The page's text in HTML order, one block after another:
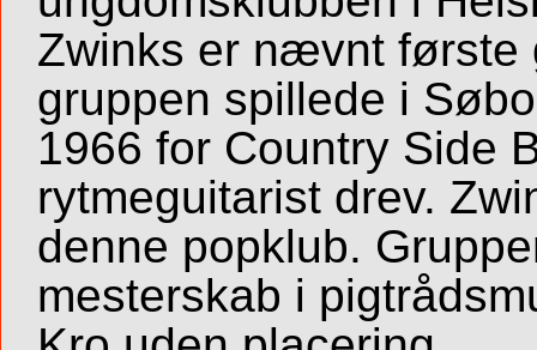
Zwinks er nævnt første
gruppen spillede i
1966 for Country Side
rytmeguitarist drev.
denne popklub.
mesterskab i